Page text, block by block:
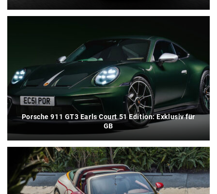
Porsche 911 GT3 Earls Court 51 Edition: Exklusiv für
GB